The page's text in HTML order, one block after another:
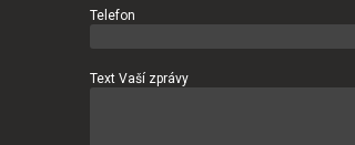
Telefon
Text Vaší zprávy